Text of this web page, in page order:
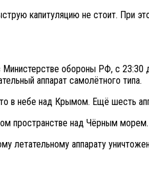
капитуляцию не стоит. При
обороны РФ, с 23:30
аппарат самолётного типа.
небе над Крымом. Ещё шесть
пространстве над Чёрным морем.
аппарату